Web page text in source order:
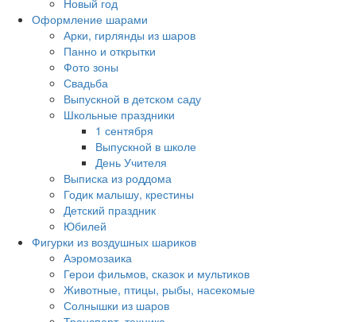
Новый год
Оформление шарами
Арки, гирлянды из шаров
Панно и открытки
Фото зоны
Свадьба
Выпускной в детском саду
Школьные праздники
1 сентября
Выпускной в школе
День Учителя
Выписка из роддома
Годик малышу, крестины
Детский праздник
Юбилей
Фигурки из воздушных шариков
Аэромозаика
Герои фильмов, сказок и мультиков
Животные, птицы, рыбы, насекомые
Солнышки из шаров